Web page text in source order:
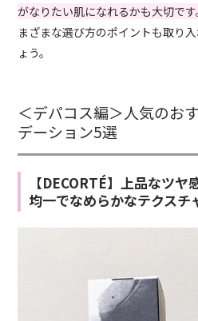
がなりたい肌になれるかも大切で
まざまな選び方のポイントも取り
ょう。
＜デパコス編＞人気のお
デーション5選
【DECORTÉ】上品なツ
均一でなめらかなテクスチ